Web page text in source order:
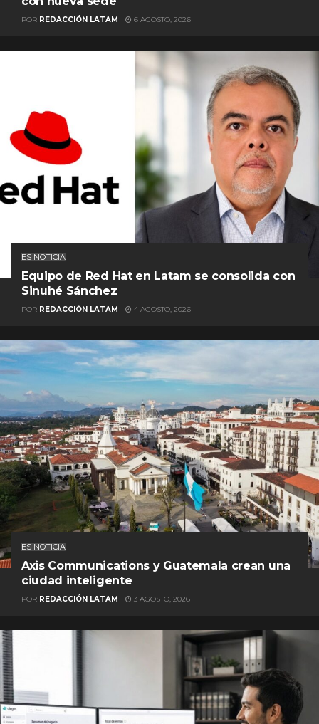
POR REDACCIÓN LATAM 6 AGOSTO, 2026
ES NOTICIA
Equipo de Red Hat en Latam se consolida con
Sinuhé Sánchez
POR REDACCIÓN LATAM 4 AGOSTO, 2026
ES NOTICIA
Axis Communications y Guatemala crean una
ciudad inteligente
POR REDACCIÓN LATAM 3 AGOSTO, 2026